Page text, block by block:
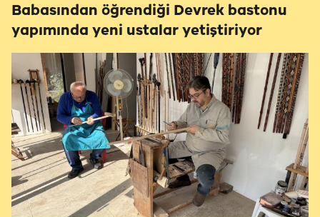
Babasından öğrendiği Devrek bastonu
yapımında yeni ustalar yetiştiriyor